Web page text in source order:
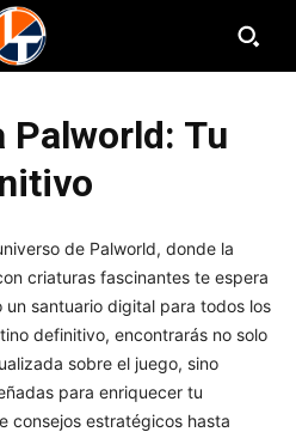
Palworld: Tu
de Palworld, donde la
criaturas fascinantes te espera
santuario digital para todos los
definitivo, encontrarás no solo
sobre el juego, sino
para enriquecer tu
consejos estratégicos hasta